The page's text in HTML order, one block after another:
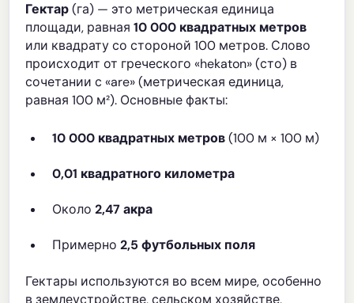
Гектар(га) — это метрическая единица
площади, равная10 000 квадратных метров
или квадрату со стороной 100 метров. Слово
происходит от греческого «hekaton» (сто) в
сочетании с «are» (метрическая единица,
равная 100 м²). Основные факты:
10 000 квадратных метров(100 м × 100 м)
0,01 квадратного километра
Около2,47 акра
Примерно2,5 футбольных поля
Гектары используются во всем мире, особенно
в землеустройстве, сельском хозяйстве,